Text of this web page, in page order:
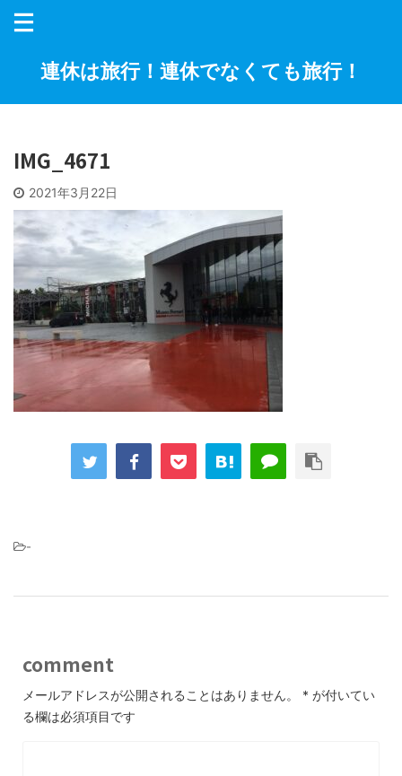
連休は旅行！連休でなくても旅行！
IMG_4671
2021年3月22日
-
comment
メールアドレスが公開されることはありません。 * が付いてい
る欄は必須項目です